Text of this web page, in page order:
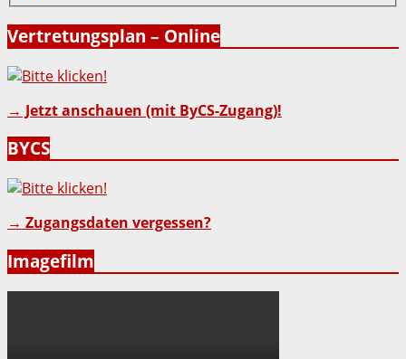
Vertretungsplan – Online
→ Jetzt anschauen (mit ByCS-Zugang)!
BYCS
→ Zugangsdaten vergessen?
Imagefilm